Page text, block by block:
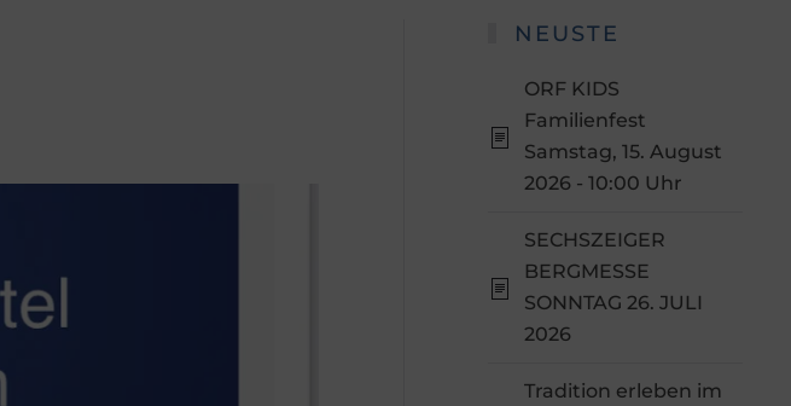
NEUSTE
ORF KIDS
Familienfest
Samstag, 15. August
2026 - 10:00 Uhr
SECHSZEIGER
BERGMESSE
SONNTAG 26. JULI
2026
Tradition erleben im